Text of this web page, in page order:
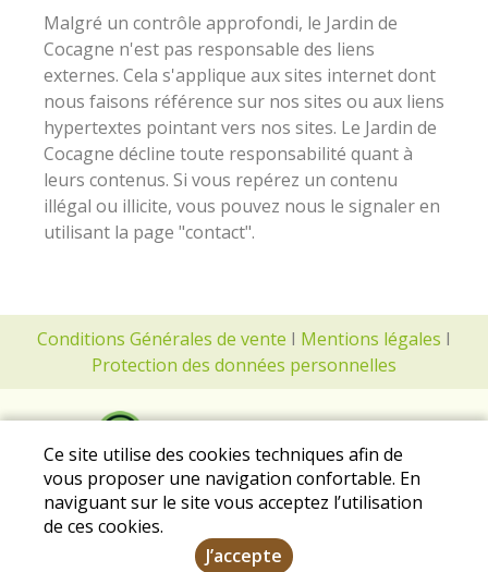
Malgré un contrôle approfondi, le Jardin de
Cocagne n'est pas responsable des liens
externes. Cela s'applique aux sites internet dont
nous faisons référence sur nos sites ou aux liens
hypertextes pointant vers nos sites. Le Jardin de
Cocagne décline toute responsabilité quant à
leurs contenus. Si vous repérez un contenu
illégal ou illicite, vous pouvez nous le signaler en
utilisant la page "contact".
Conditions Générales de vente I Mentions légales I
Protection des données personnelles
2020 Tous droits réservés - Conçu et géré par
Ce site utilise des cookies techniques afin de
vous proposer une navigation confortable. En
naviguant sur le site vous acceptez l’utilisation
de ces cookies.
J’accepte